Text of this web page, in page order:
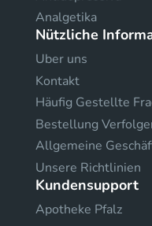
Analgetika
Nützliche
Uber uns
Kontakt
Häufig Gestellte
Bestellung
Allgemeine
Unsere Richtlinien
Kundensupport
Apotheke Pfalz